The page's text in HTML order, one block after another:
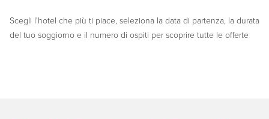
Scegli l'hotel che più ti piace, seleziona la data di partenza, la durata
del tuo soggiorno e il numero di ospiti per scoprire tutte le offerte ‌